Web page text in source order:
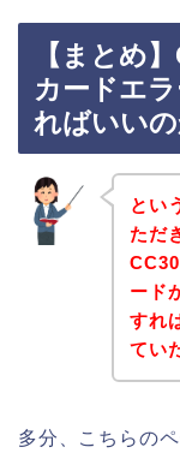
【まとめ
カードエ
ればいいの
とい
ただ
ード
すれ
てい
多分、こちらの